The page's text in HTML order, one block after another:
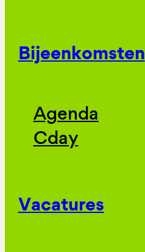
Bijeenkomsten
Agenda
Cday
Vacatures